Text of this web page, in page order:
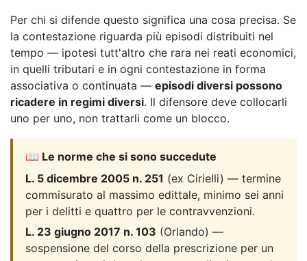
Per chi si difende questo significa una cosa precisa. Se
la contestazione riguarda più episodi distribuiti nel
tempo — ipotesi tutt'altro che rara nei reati economici,
in quelli tributari e in ogni contestazione in forma
associativa o continuata — episodi diversi possono
ricadere in regimi diversi. Il difensore deve collocarli
uno per uno, non trattarli come un blocco.
📖 Le norme che si sono succedute
L. 5 dicembre 2005 n. 251 (ex Cirielli) — termine
commisurato al massimo edittale, minimo sei anni
per i delitti e quattro per le contravvenzioni.
L. 23 giugno 2017 n. 103 (Orlando) —
sospensione del corso della prescrizione per un